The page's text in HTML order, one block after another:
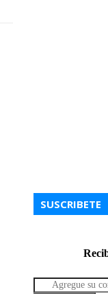
SUSCRIBETE